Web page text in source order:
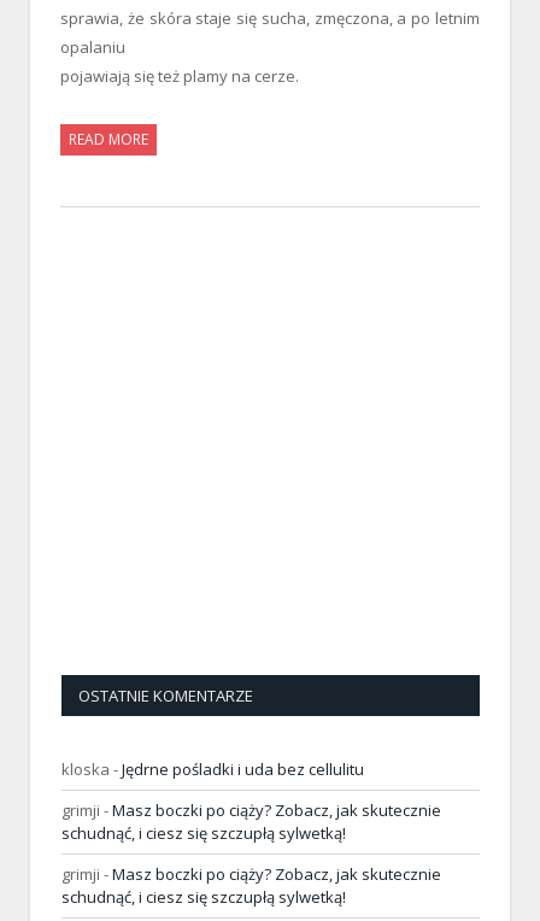
sprawia, że skóra staje się sucha, zmęczona, a po letnim
opalaniu
pojawiają się też plamy na cerze.
READ MORE
OSTATNIE KOMENTARZE
kloska -Jędrne pośladki i uda bez cellulitu
grimji -Masz boczki po ciąży? Zobacz, jak skutecznie
schudnąć, i ciesz się szczupłą sylwetką!
grimji -Masz boczki po ciąży? Zobacz, jak skutecznie
schudnąć, i ciesz się szczupłą sylwetką!